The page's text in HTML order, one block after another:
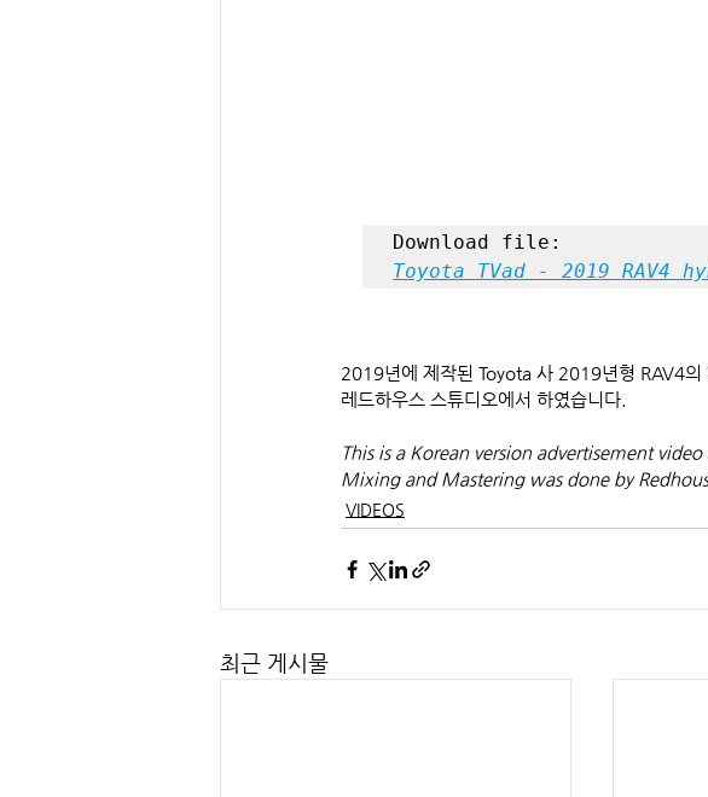
Toyota TVad - 2019 RAV4
2019년에 제작된 Toyota 사 2019년형 RAV4의
레드하우스 스튜디오에서 하였습니다.
This is a Korean version advertisement
Mixing and Mastering was done by
VIDEOS
최근 게시물